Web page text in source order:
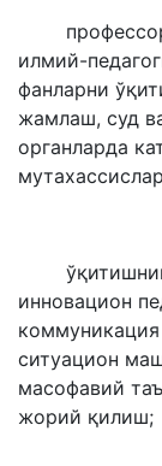
илмий-
фанларни
жамлаш, суд
органларда
инновацион
ситуацион
масофавий
жорий қилиш;